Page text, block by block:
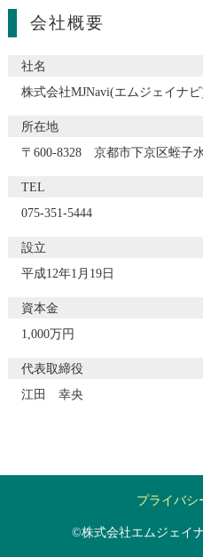
会社概要
社名
株式会社MJNavi(エムジェイナビ
所在地
〒600-8328 京都市下京区蛭子
TEL
075-351-5444
設立
平成12年1月19日
資本金
1,000万円
代表取締役
江田 幸央
プライバシ
©株式会社エムジェイナ